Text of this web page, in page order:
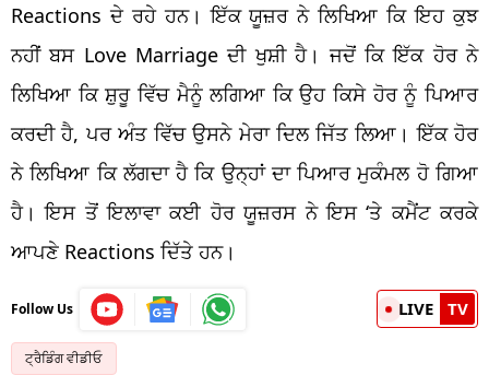
Reactions ਦੇ ਰਹੇ ਹਨ। ਇੱਕ ਯੂਜ਼ਰ ਨੇ ਲਿਖਿਆ ਕਿ ਇਹ ਕੁਝ
ਨਹੀਂ ਬਸ Love Marriage ਦੀ ਖੁਸ਼ੀ ਹੈ। ਜਦੋਂ ਕਿ ਇੱਕ ਹੋਰ ਨੇ
ਲਿਖਿਆ ਕਿ ਸ਼ੁਰੂ ਵਿੱਚ ਮੈਨੂੰ ਲਗਿਆ ਕਿ ਉਹ ਕਿਸੇ ਹੋਰ ਨੂੰ ਪਿਆਰ
ਕਰਦੀ ਹੈ, ਪਰ ਅੰਤ ਵਿੱਚ ਉਸਨੇ ਮੇਰਾ ਦਿਲ ਜਿੱਤ ਲਿਆ। ਇੱਕ ਹੋਰ
ਨੇ ਲਿਖਿਆ ਕਿ ਲੱਗਦਾ ਹੈ ਕਿ ਉਨ੍ਹਾਂ ਦਾ ਪਿਆਰ ਮੁਕੰਮਲ ਹੋ ਗਿਆ
ਹੈ। ਇਸ ਤੋਂ ਇਲਾਵਾ ਕਈ ਹੋਰ ਯੂਜ਼ਰਸ ਨੇ ਇਸ ‘ਤੇ ਕਮੈਂਟ ਕਰਕੇ
ਆਪਣੇ Reactions ਦਿੱਤੇ ਹਨ।
Follow Us LIVE TV
ਟ੍ਰੈਡਿੰਗ ਵੀਡੀਓ